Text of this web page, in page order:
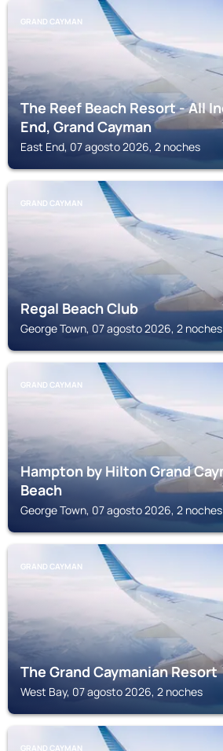
GRAND CAYMAN
The Reef Beach Resort - All
End, Grand Cayman
East End, 07 agosto 2026, 2 noches
GRAND CAYMAN
Regal Beach Club
George Town, 07 agosto 2026, 2 noches
GRAND CAYMAN
Hampton by Hilton Grand
Beach
George Town, 07 agosto 2026, 2 noches
GRAND CAYMAN
The Grand Caymanian Resort
West Bay, 07 agosto 2026, 2 noches
GRAND CAYMAN